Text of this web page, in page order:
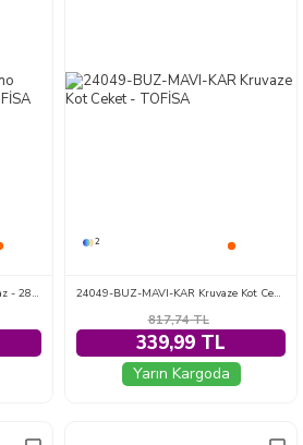
Önü Kemerli Nakışlı Kimono Beyaz - 28488-BEYAZ
2
24049-BUZ-MAVI-KAR Kruvaze Kot Ceket
817,74TL
339,99 TL
Yarın Kargoda